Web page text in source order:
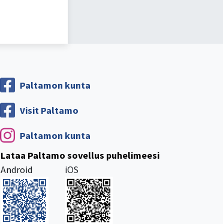
Paltamon kunta
Visit Paltamo
Paltamon kunta
Lataa Paltamo sovellus puhelimeesi
Android
iOS